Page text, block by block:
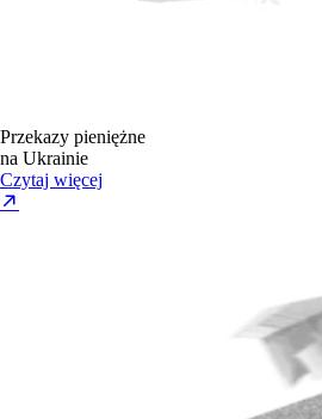
Przekazy pieniężne
na Ukrainie
Czytaj więcej